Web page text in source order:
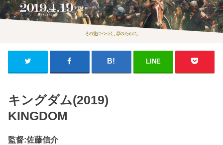
LINE
キングダム(2019)
KINGDOM
監督:佐藤信介